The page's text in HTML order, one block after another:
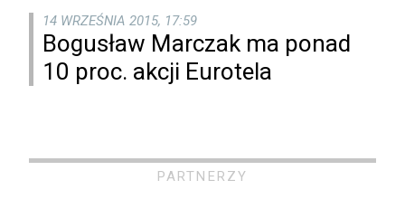
14 WRZEŚNIA 2015, 17:59
Bogusław Marczak ma ponad
10 proc. akcji Eurotela
PARTNERZY